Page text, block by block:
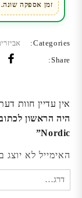
זמן אספקה שונה.
Categories:
Share:
אין עדיין חוות
היה הראשון
Nordic”
האימייל לא יוצג